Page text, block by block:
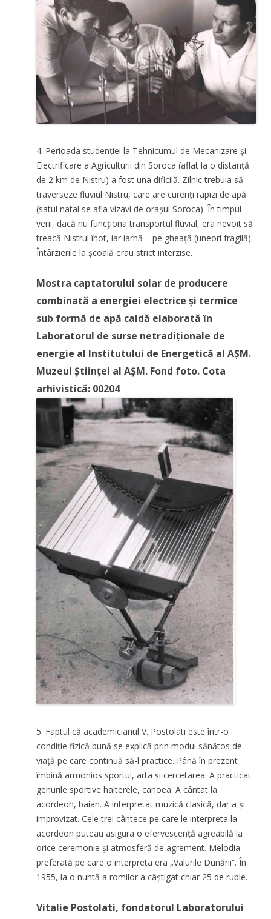
4. Perioada studenției la Tehnicumul de Mecanizare şi
Electrificare a Agriculturii din Soroca (aflat la o distanță
de 2 km de Nistru) a fost una dificilă. Zilnic trebuia să
traverseze fluviul Nistru, care are curenți rapizi de apă
(satul natal se afla vizavi de orașul Soroca). În timpul
verii, dacă nu funcționa transportul fluvial, era nevoit să
treacă Nistrul înot, iar iarnă – pe gheață (uneori fragilă).
Întârzierile la școală erau strict interzise.
Mostra captatorului solar de producere
combinată a energiei electrice și termice
sub formă de apă caldă elaborată în
Laboratorul de surse netradiționale de
energie al Institutului de Energetică al AȘM.
Muzeul Științei al AȘM. Fond foto. Cota
arhivistică: 00204
5. Faptul că academicianul V. Postolati este într-o
condiție fizică bună se explică prin modul sănătos de
viață pe care continuă să-l practice. Până în prezent
îmbină armonios sportul, arta și cercetarea. A practicat
genurile sportive halterele, canoea. A cântat la
acordeon, baian. A interpretat muzică clasică, dar a și
improvizat. Cele trei cântece pe care le interpreta la
acordeon puteau asigura o efervescență agreabilă la
orice ceremonie și atmosferă de agrement. Melodia
preferată pe care o interpreta era „Valurile Dunării”. În
1955, la o nuntă a romilor a câștigat chiar 25 de ruble.
Vitalie Postolati, fondatorul Laboratorului